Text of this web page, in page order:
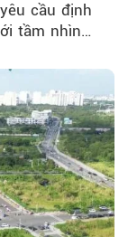
cầu định
tầm nhìn